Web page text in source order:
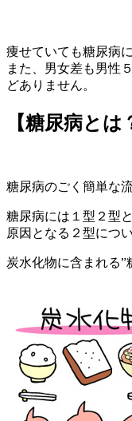
痩せていても糖尿病
また、男女差も男性
どありません。
【糖尿病とは
糖尿病のごく簡単な
糖尿病には１型２型
原因となる２型につ
炭水化物に含まれる”